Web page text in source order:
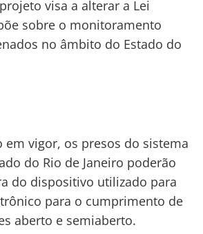
visa a alterar a Lei
sobre o monitoramento
no âmbito do Estado do
em vigor, os presos do sistema
do Rio de Janeiro poderão
do dispositivo utilizado para
para o cumprimento de
aberto e semiaberto.